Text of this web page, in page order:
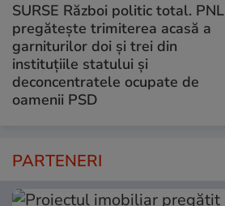
SURSE Război politic total. PNL
pregătește trimiterea acasă a
garniturilor doi și trei din
instituțiile statului și
deconcentratele ocupate de
oamenii PSD
PARTENERI